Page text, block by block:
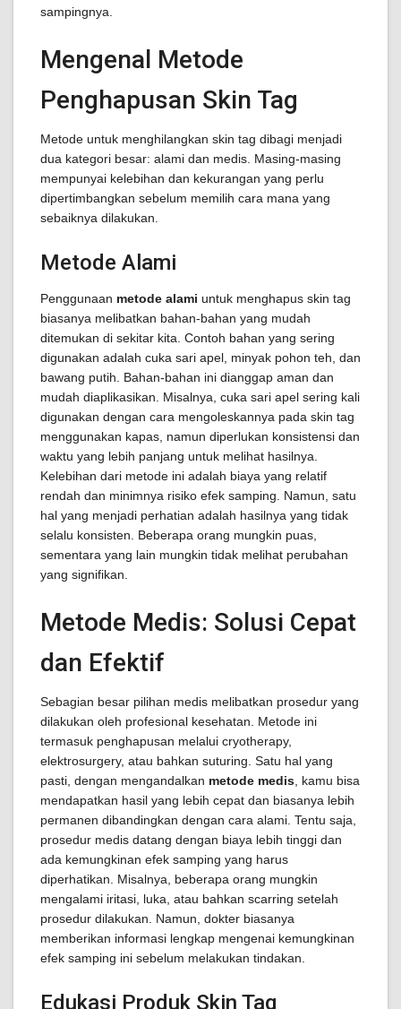
sampingnya.
Mengenal Metode
Penghapusan Skin Tag
Metode untuk menghilangkan skin tag dibagi menjadi
dua kategori besar: alami dan medis. Masing-masing
mempunyai kelebihan dan kekurangan yang perlu
dipertimbangkan sebelum memilih cara mana yang
sebaiknya dilakukan.
Metode Alami
Penggunaan metode alami untuk menghapus skin tag
biasanya melibatkan bahan-bahan yang mudah
ditemukan di sekitar kita. Contoh bahan yang sering
digunakan adalah cuka sari apel, minyak pohon teh, dan
bawang putih. Bahan-bahan ini dianggap aman dan
mudah diaplikasikan. Misalnya, cuka sari apel sering kali
digunakan dengan cara mengoleskannya pada skin tag
menggunakan kapas, namun diperlukan konsistensi dan
waktu yang lebih panjang untuk melihat hasilnya.
Kelebihan dari metode ini adalah biaya yang relatif
rendah dan minimnya risiko efek samping. Namun, satu
hal yang menjadi perhatian adalah hasilnya yang tidak
selalu konsisten. Beberapa orang mungkin puas,
sementara yang lain mungkin tidak melihat perubahan
yang signifikan.
Metode Medis: Solusi Cepat
dan Efektif
Sebagian besar pilihan medis melibatkan prosedur yang
dilakukan oleh profesional kesehatan. Metode ini
termasuk penghapusan melalui cryotherapy,
elektrosurgery, atau bahkan suturing. Satu hal yang
pasti, dengan mengandalkan metode medis , kamu bisa
mendapatkan hasil yang lebih cepat dan biasanya lebih
permanen dibandingkan dengan cara alami. Tentu saja,
prosedur medis datang dengan biaya lebih tinggi dan
ada kemungkinan efek samping yang harus
diperhatikan. Misalnya, beberapa orang mungkin
mengalami iritasi, luka, atau bahkan scarring setelah
prosedur dilakukan. Namun, dokter biasanya
memberikan informasi lengkap mengenai kemungkinan
efek samping ini sebelum melakukan tindakan.
Edukasi Produk Skin Tag